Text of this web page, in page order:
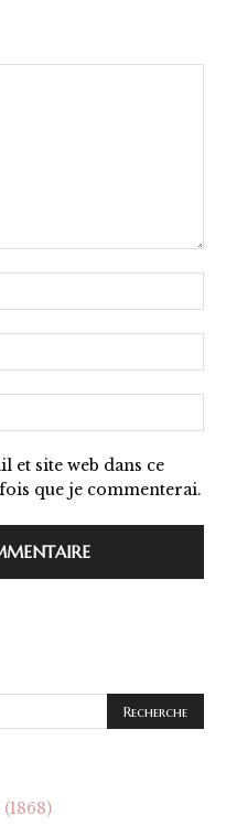
et site web dans ce
que je commenterai.